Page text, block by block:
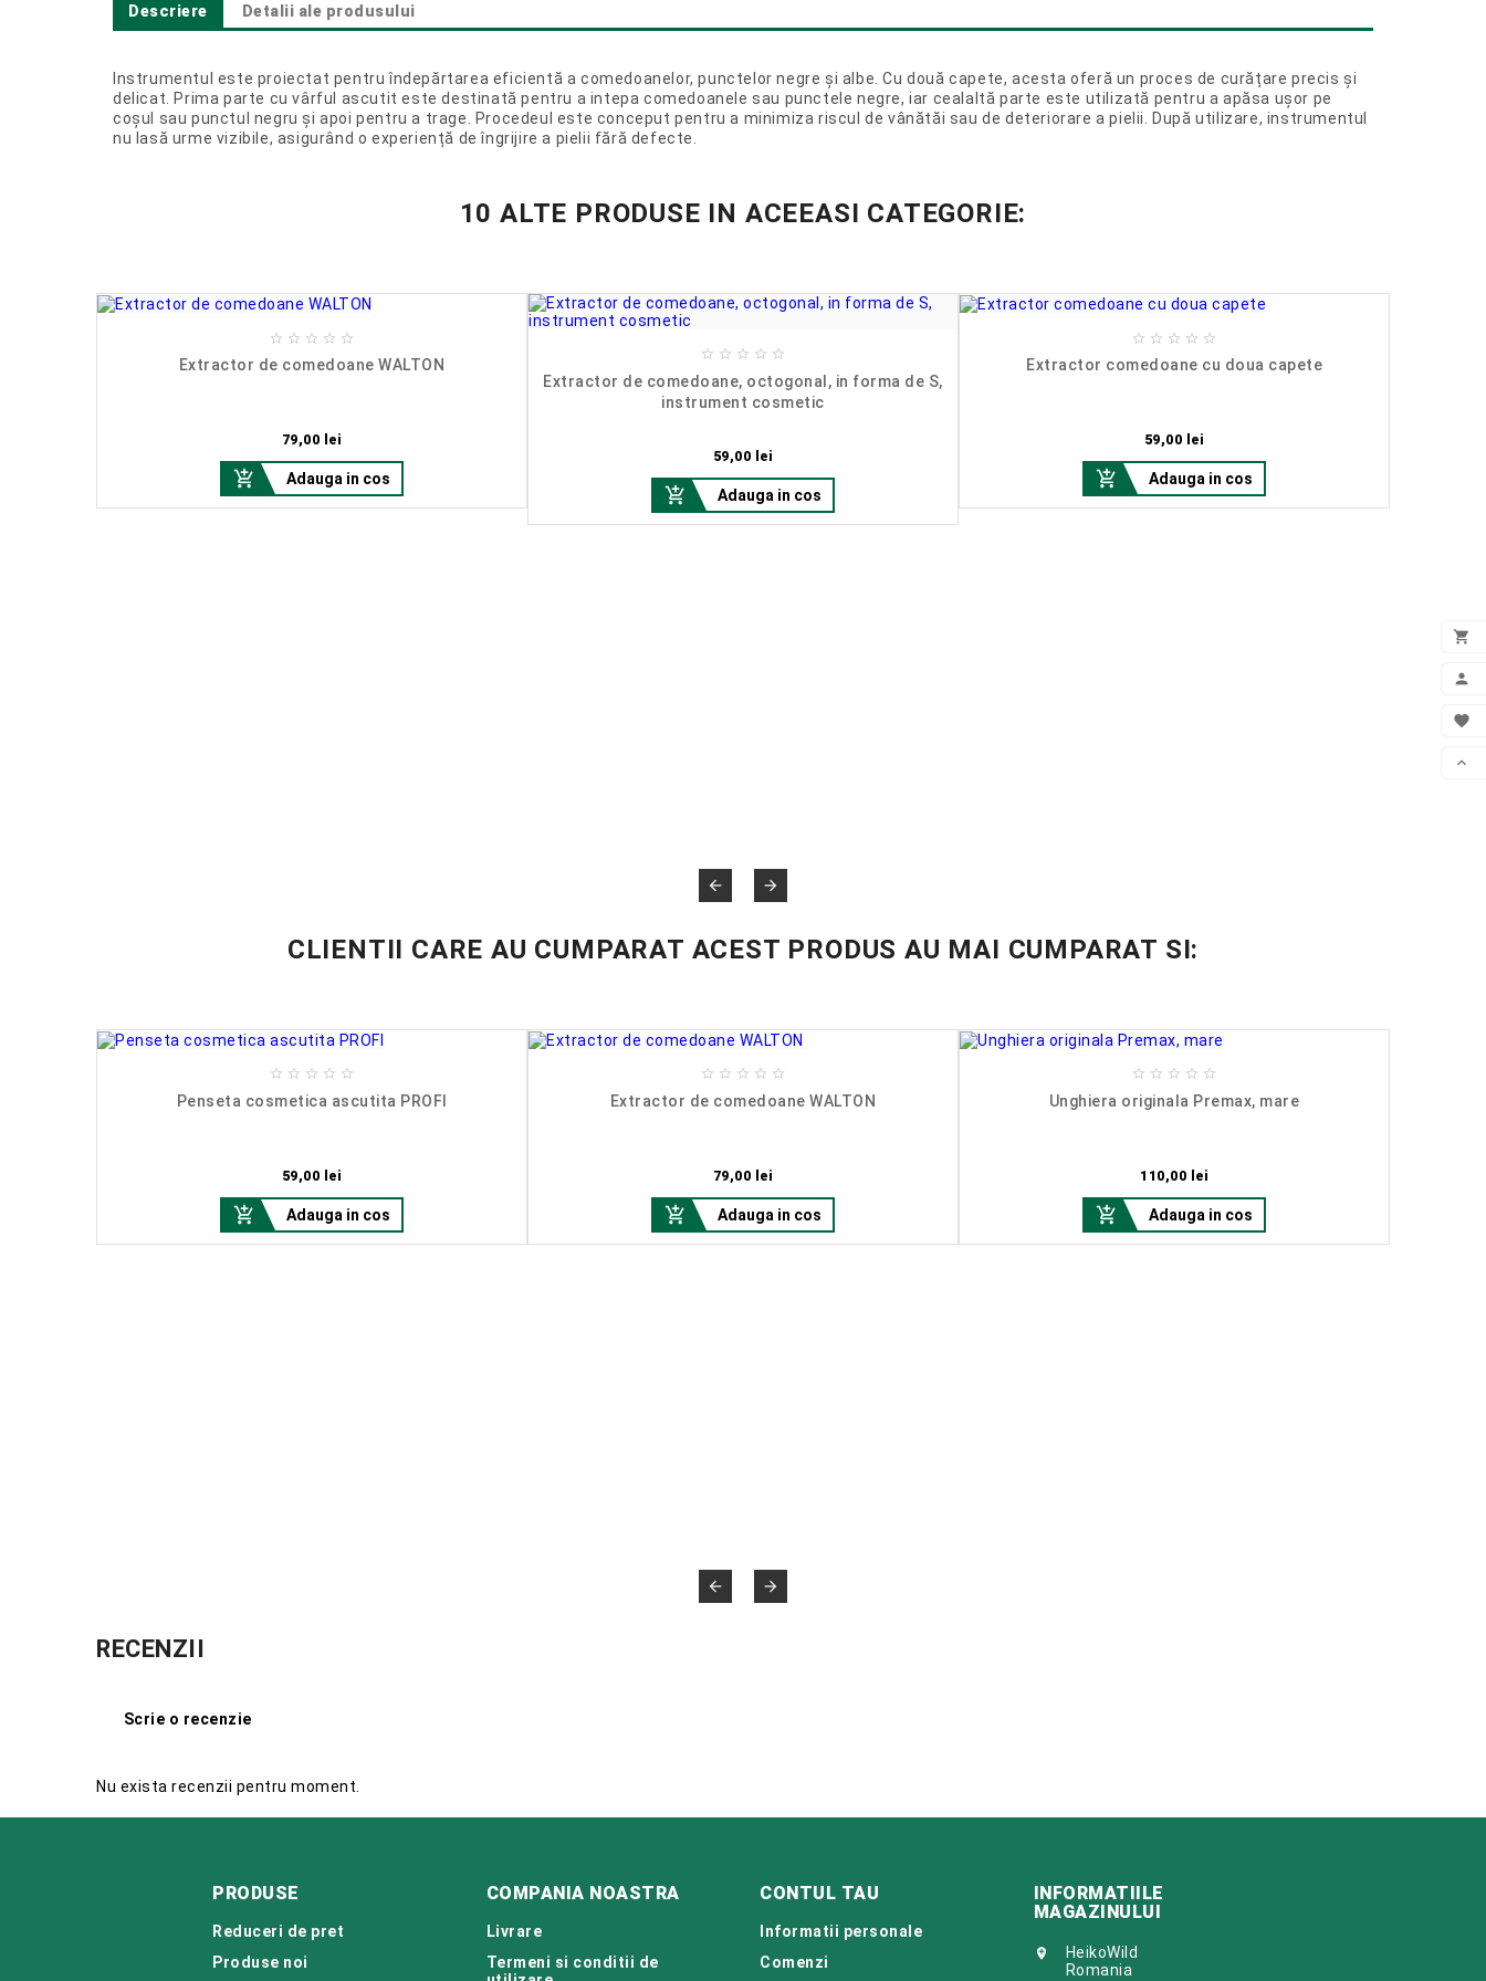




Descriere Detalii ale produsului
Instrumentul este proiectat pentru îndepărtarea eficientă a comedoanelor, punctelor negre și albe. Cu două capete, acesta oferă un proces de curățare precis și
delicat. Prima parte cu vârful ascutit este destinată pentru a intepa comedoanele sau punctele negre, iar cealaltă parte este utilizată pentru a apăsa ușor pe
coșul sau punctul negru și apoi pentru a trage. Procedeul este conceput pentru a minimiza riscul de vânătăi sau de deteriorare a pielii. După utilizare, instrumentul
nu lasă urme vizibile, asigurând o experiență de îngrijire a pielii fără defecte.
10 ALTE PRODUSE IN ACEEASI CATEGORIE:
    
Extractor de comedoane WALTON
79,00 lei
 Adauga in cos
    
Extractor de comedoane, octogonal, in forma de S,
instrument cosmetic
59,00 lei
 Adauga in cos
    
Extractor comedoane cu doua capete
59,00 lei
 Adauga in cos
 
CLIENTII CARE AU CUMPARAT ACEST PRODUS AU MAI CUMPARAT SI:
    
Penseta cosmetica ascutita PROFI
59,00 lei
 Adauga in cos
    
Extractor de comedoane WALTON
79,00 lei
 Adauga in cos
    
Unghiera originala Premax, mare
110,00 lei
 Adauga in cos
 
RECENZII
Scrie o recenzie
Nu exista recenzii pentru moment.
PRODUSE
Reduceri de pret
Produse noi
COMPANIA NOASTRA
Livrare
Termeni si conditii de
CONTUL TAU
Informatii personale
Comenzi
INFORMATIILE
MAGAZINULUI

HeikoWild
Romania